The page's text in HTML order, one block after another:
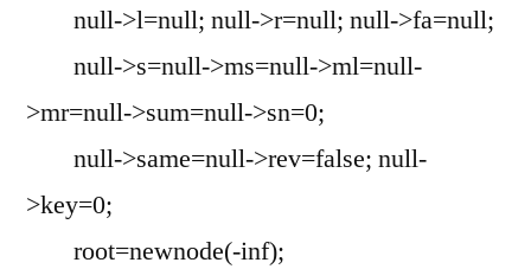
null->l=null; null->r=null; null->fa=null;
null->s=null->ms=null->ml=null-
>mr=null->sum=null->sn=0;
null->same=null->rev=false; null-
>key=0;
root=newnode(-inf);